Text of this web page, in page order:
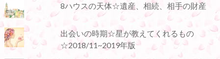
8ハウスの天体☆遺産、相続、相手の財産
出会いの時期☆星が教えてくれるもの
☆2018/11~2019年版